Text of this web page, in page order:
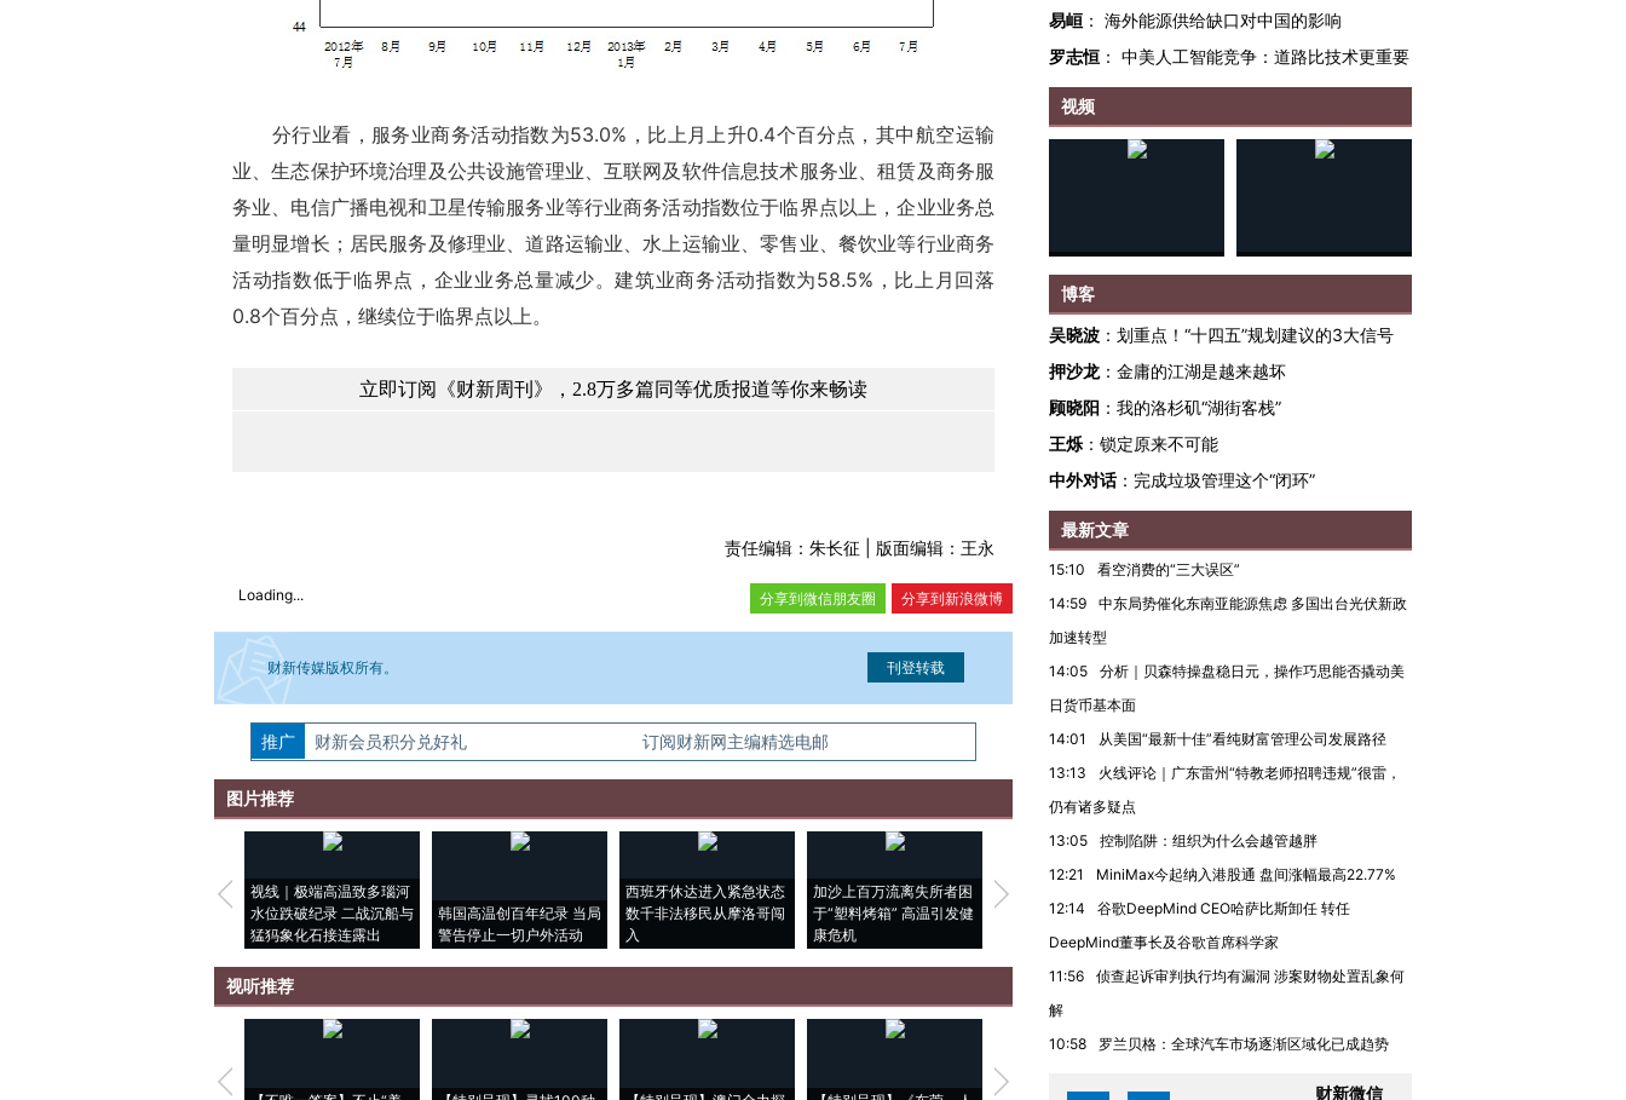
分行业看，服务业商务活动指数为53.0%，比上月上升0.4个百分点，其中航空运输
业、生态保护环境治理及公共设施管理业、互联网及软件信息技术服务业、租赁及商务服
务业、电信广播电视和卫星传输服务业等行业商务活动指数位于临界点以上，企业业务总
量明显增长；居民服务及修理业、道路运输业、水上运输业、零售业、餐饮业等行业商务
活动指数低于临界点，企业业务总量减少。建筑业商务活动指数为58.5%，比上月回落
0.8个百分点，继续位于临界点以上。
立即订阅《财新周刊》，2.8万多篇同等优质报道等你来畅读
责任编辑：朱长征 | 版面编辑：王永
Loading... 分享到新浪微博
分享到微信朋友圈
财新传媒版权所有。
如需刊登转载请点击右侧按钮，提交相关信息。经确认即可刊登转载。
推广 财新会员积分兑好礼 订阅财新网主编精选电邮
图片推荐
视线｜极端高温致多瑙河
水位跌破纪录 二战沉船与
猛犸象化石接连露出
韩国高温创百年纪录 当局
警告停止一切户外活动
西班牙休达进入紧急状态
数千非法移民从摩洛哥闯
入
加沙上百万流离失所者困
于“塑料烤箱” 高温引发健
康危机
马航飞行员跨国走私7万
粒摇头丸 尿检体内含3种
术：是什么让中产们甘
心“花钱找虐”？
视听推荐
【推广】走进第四届链博
易峘 ： 海外能源供给缺口对中国的影响
罗志恒 ： 中美人工智能竞争：道路比技术更重要
视频
博客
吴晓波 ： 划重点！“十四五”规划建议的3大信号
押沙龙 ： 金庸的江湖是越来越坏
顾晓阳 ： 我的洛杉矶“湖街客栈”
王烁 ： 锁定原来不可能
中外对话： 完成垃圾管理这个“闭环”
最新文章
15:10
看空消费的“三大误区”
14:59
中东局势催化东南亚能源焦虑 多国出台光伏新政
加速转型
14:05
分析｜贝森特操盘稳日元，操作巧思能否撬动美
日货币基本面
14:01
从美国“最新十佳”看纯财富管理公司发展路径
13:13
火线评论｜广东雷州“特教老师招聘违规”很雷，
仍有诸多疑点
13:05
控制陷阱：组织为什么会越管越胖
12:21
MiniMax今起纳入港股通 盘间涨幅最高22.77%
12:14
谷歌DeepMind CEO哈萨比斯卸任 转任
DeepMind董事长及谷歌首席科学家
11:56
侦查起诉审判执行均有漏洞 涉案财物处置乱象何
解
10:58
罗兰贝格：全球汽车市场逐渐区域化已成趋势
财新微信